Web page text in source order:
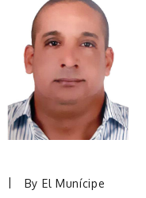
By El Munícipe